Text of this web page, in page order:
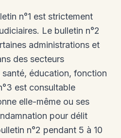
n°1 est strictement
Le bulletin n°2
administrations et
des secteurs
éducation, fonction
est consultable
elle-même ou ses
pour délit
n°2 pendant 5 à 10